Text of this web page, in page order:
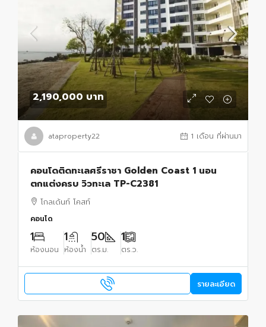
2,190,000 บาท
ataproperty22 1 เดือน ที่ผ่านมา
คอนโดติดทะเลศรีราชา Golden Coast 1 นอน
ตกแต่งครบ วิวทะเล TP-C2381
โกลเด้นท์ โคสท์
คอนโด
1
ห้องนอน
1
ห้องน้ำ
50
ตร.ม.
1
ตร.ว.
รายละเอียด